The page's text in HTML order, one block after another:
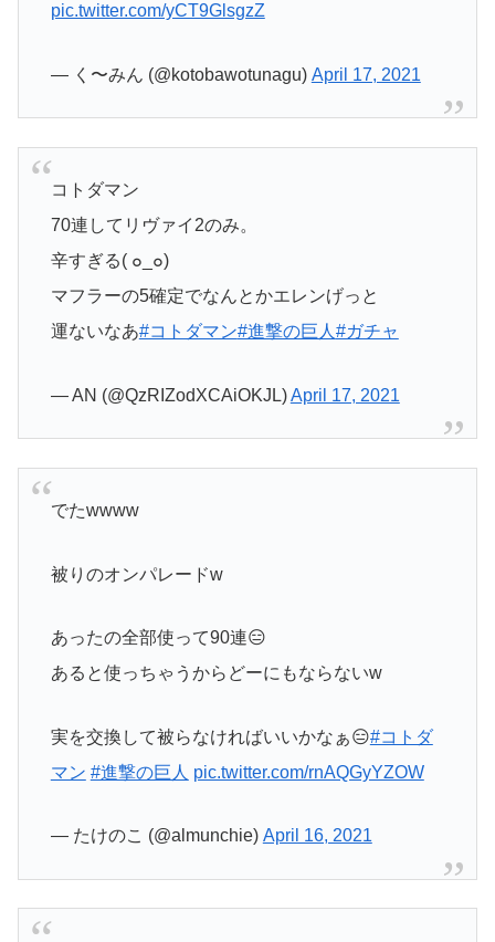
pic.twitter.com/yCT9GlsgzZ
— く〜みん (@kotobawotunagu) April 17, 2021
コトダマン
70連してリヴァイ2のみ。
辛すぎる( ๐_๐)
マフラーの5確定でなんとかエレンげっと
運ないなあ#コトダマン#進撃の巨人 #ガチャ
— AN (@QzRIZodXCAiOKJL)April 17, 2021
でたwwww
被りのオンパレードw
あったの全部使って90連😑
あると使っちゃうからどーにもならないw
実を交換して被らなければいいかなぁ😑#コトダ
マン #進撃の巨人 pic.twitter.com/rnAQGyYZOW
— たけのこ (@almunchie) April 16, 2021